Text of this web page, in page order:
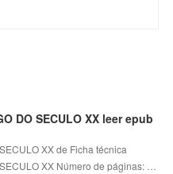
DO SECULO XX leer epub
XX de Ficha técnica
XX Número de páginas: …